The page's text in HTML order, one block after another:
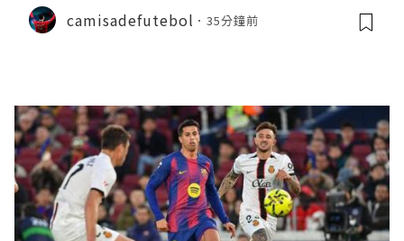
camisadefutebol 35分鐘前